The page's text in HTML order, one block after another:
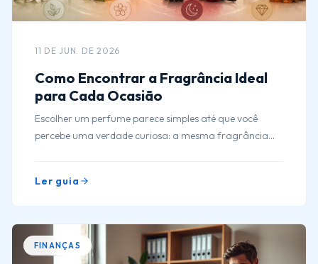
11 DE JUN. DE 2026
Como Encontrar a Fragrância Ideal
para Cada Ocasião
Escolher um perfume parece simples até que você
percebe uma verdade curiosa: a mesma fragrância
às oito da manhã.
Ler guia
FINANÇAS